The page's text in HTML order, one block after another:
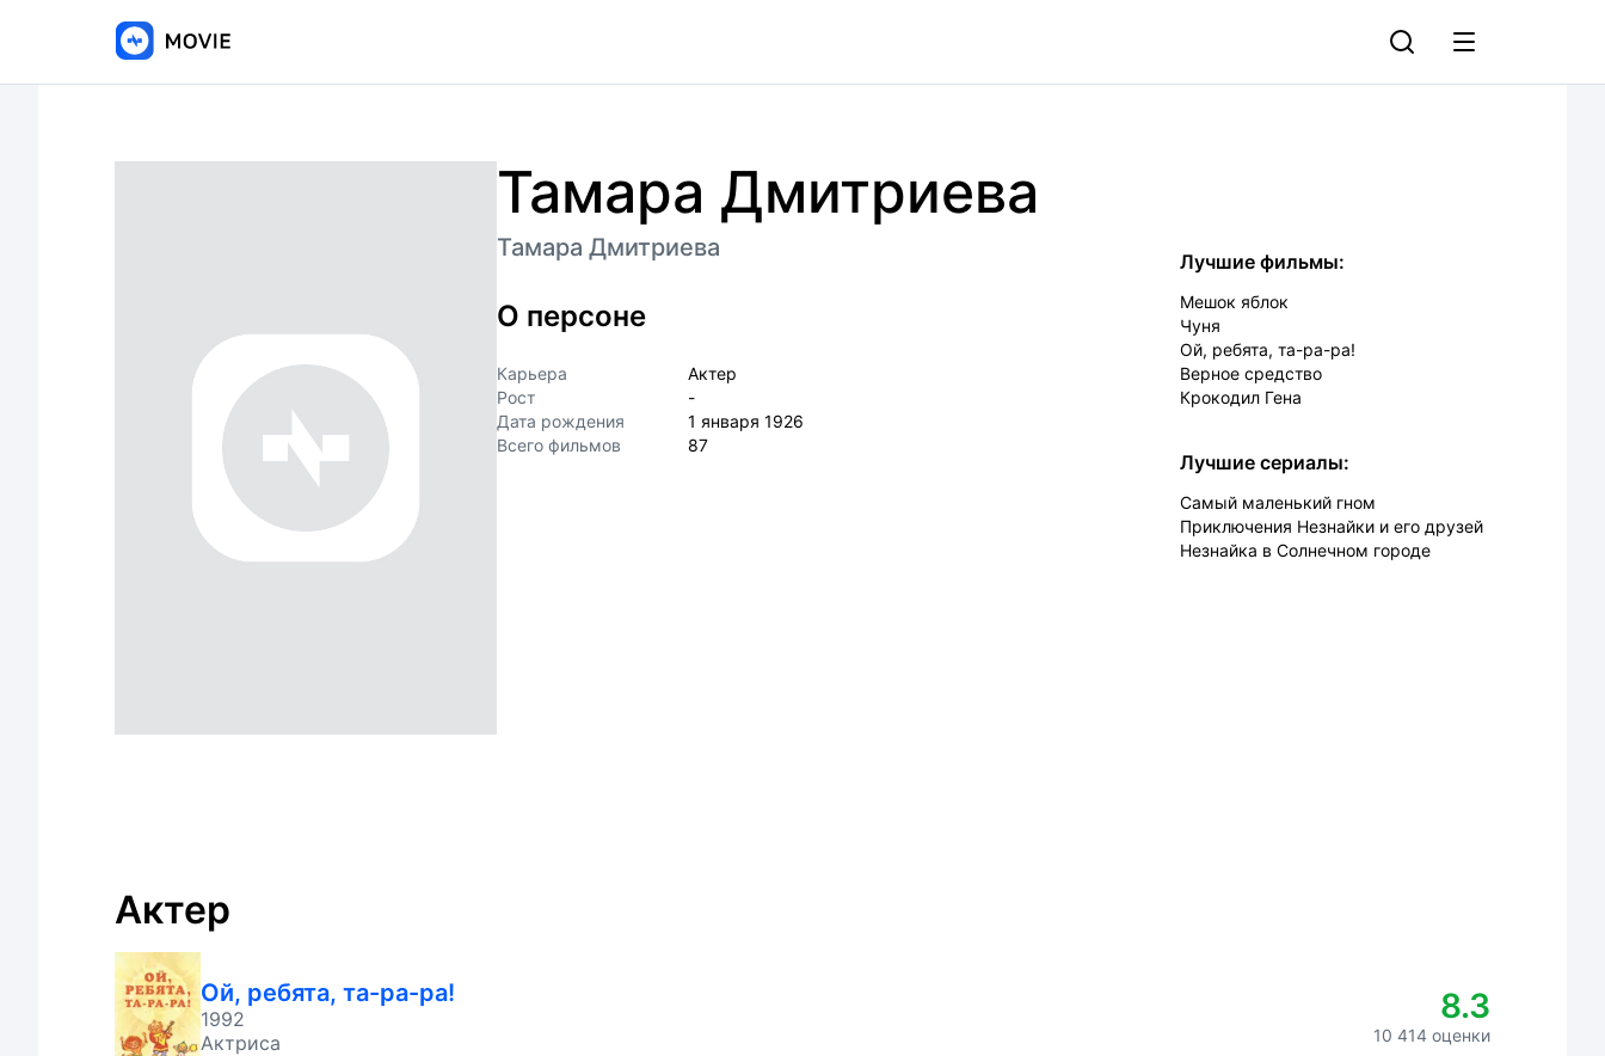
Тамара Дмитриева
Тамара Дмитриева
О персоне
Карьера
Актер
Рост
-
Дата рождения
1 января 1926
Всего фильмов
87
Лучшие фильмы:
Мешок яблок
Чуня
Ой, ребята, та-ра-ра!
Верное средство
Крокодил Гена
Лучшие сериалы:
Самый маленький гном
Приключения Незнайки и его друзей
Незнайка в Солнечном городе
Актер
Ой, ребята, та-ра-ра!
1992
Актриса
8.3
10 414 оценки